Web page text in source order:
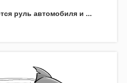
руль автомобиля и ...